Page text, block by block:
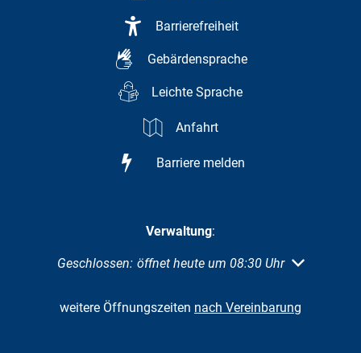
Barrierefreiheit
Gebärdensprache
Leichte Sprache
Anfahrt
Barriere melden
Verwaltung:
Klicken, um weitere Öffnungs- oder Schließzeiten
Geschlossen: öffnet heute um 08:30 Uhr
weitere Öffnungszeiten nach Vereinbarung